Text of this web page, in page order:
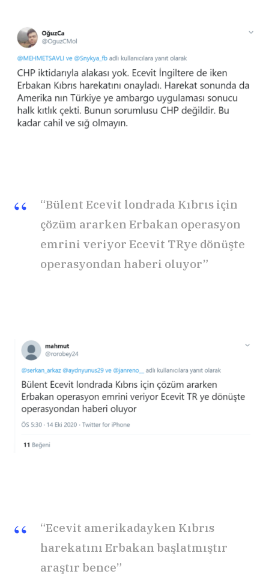
“Bülent Ecevit londrada Kıbrıs için
çözüm ararken Erbakan operasyon
emrini veriyor Ecevit TRye dönüşte
operasyondan haberi oluyor”
“Ecevit amerikadayken Kıbrıs
harekatını Erbakan başlatmıştır
araştır bence”